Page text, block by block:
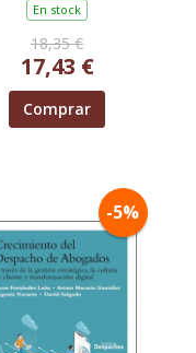
En stock
18,35 €
17,43 €
Comprar
-5%